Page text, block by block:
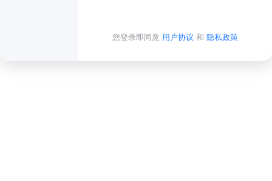
您登录即同意 用户协议 和 隐私政策